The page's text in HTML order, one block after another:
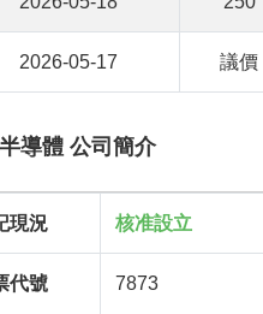
2026-05-17 議價
導體 公司簡介
現況 核准設立
代號 7873